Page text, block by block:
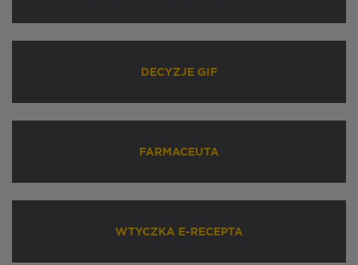
DECYZJE GIF
FARMACEUTA
WTYCZKA E-RECEPTA